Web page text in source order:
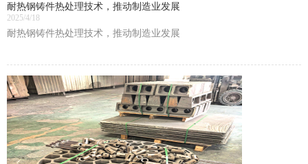
耐热钢铸件热处理技术，推动制造业发展
2025/4/18
耐热钢铸件热处理技术，推动制造业发展